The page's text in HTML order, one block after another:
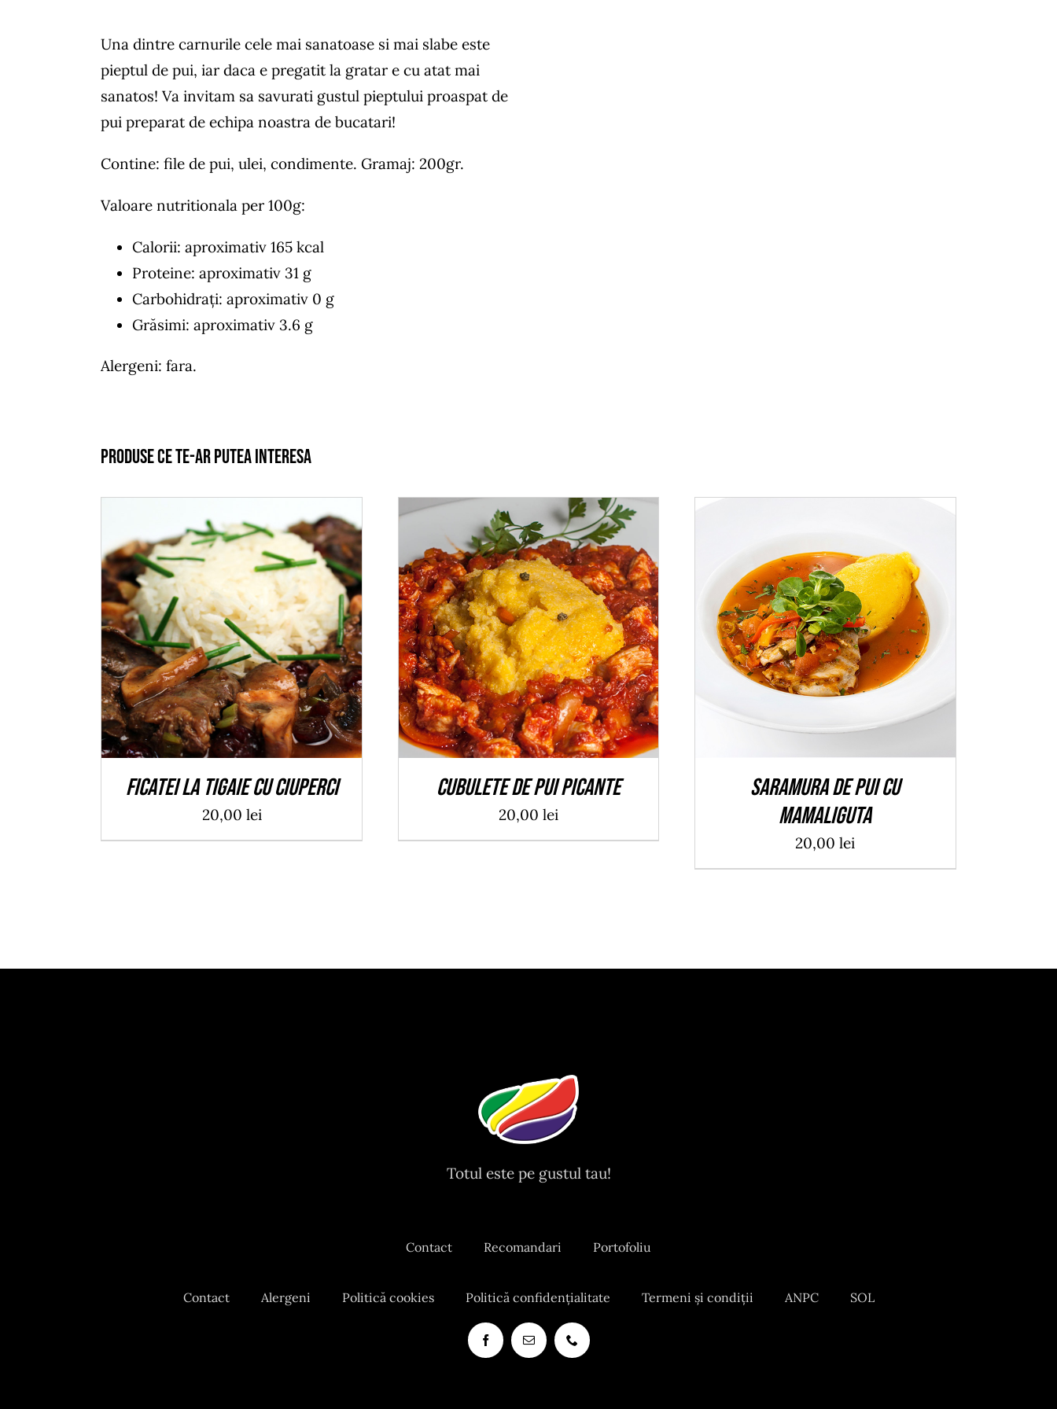
Una dintre carnurile cele mai sanatoase si mai slabe este
pieptul de pui, iar daca e pregatit la gratar e cu atat mai
sanatos! Va invitam sa savurati gustul pieptului proaspat de
pui preparat de echipa noastra de bucatari!
Contine: file de pui, ulei, condimente. Gramaj: 200gr.
Valoare nutritionala per 100g:
Calorii: aproximativ 165 kcal
Proteine: aproximativ 31 g
Carbohidrați: aproximativ 0 g
Grăsimi: aproximativ 3.6 g
Alergeni: fara.
Produse ce te-ar putea interesa
ADAUGĂ ÎN COȘ / DETALII
Ficatei la tigaie cu ciuperci
20,00 lei
ADAUGĂ ÎN COȘ / DETALII
Cubulete de pui picante
20,00 lei
ADAUGĂ ÎN COȘ / DETALII
Saramura de pui cu
mamaliguta
20,00lei
Totul este pe gustul tau!
Contact Recomandari Portofoliu
Contact Alergeni Politică cookies Politică confidențialitate Termeni și condiții ANPC SOL